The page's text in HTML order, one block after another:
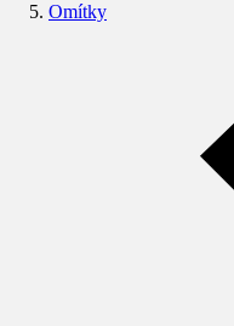
Omítky